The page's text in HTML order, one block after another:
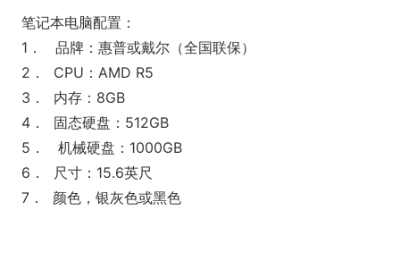
笔记本电脑配置：
1． 品牌：惠普或戴尔（全国联保）
2． CPU：AMD R5
3． 内存：8GB
4． 固态硬盘：512GB
5． 机械硬盘：1000GB
6． 尺寸：15.6英尺
7． 颜色，银灰色或黑色